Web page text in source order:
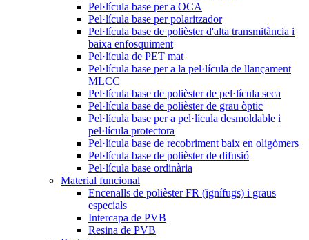
Pel·lícula base per a OCA
Pel·lícula base per polaritzador
Pel·lícula base de polièster d'alta transmitància i
baixa enfosquiment
Pel·lícula de PET mat
Pel·lícula base per a la pel·lícula de llançament
MLCC
Pel·lícula base de polièster de pel·lícula seca
Pel·lícula base de polièster de grau òptic
Pel·lícula base per a pel·lícula desmoldable i
pel·lícula protectora
Pel·lícula base de recobriment baix en oligòmers
Pel·lícula base de polièster de difusió
Pel·lícula base ordinària
Material funcional
Encenalls de polièster FR (ignífugs) i graus
especials
Intercapa de PVB
Resina de PVB